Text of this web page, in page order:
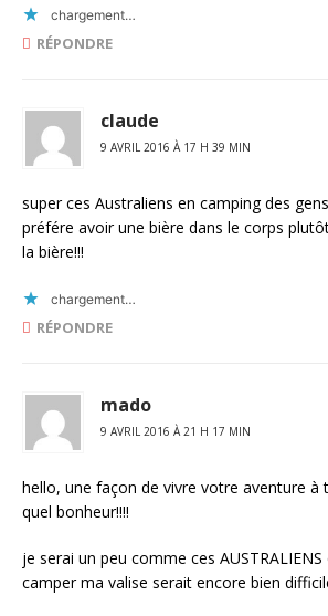
chargement…
RÉPONDRE
claude
9 AVRIL 2016 À 17 H 39 MIN
super ces Australiens en camping des
préfére avoir une bière dans le corps
la bière!!!
chargement…
RÉPONDRE
mado
9 AVRIL 2016 À 21 H 17 MIN
hello, une façon de vivre votre aventure à
quel bonheur!!!!
je serai un peu comme ces AUSTRALIENS
camper ma valise serait encore bien